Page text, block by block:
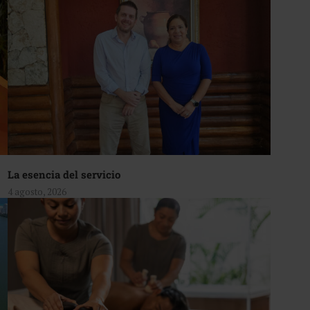
La esencia del servicio
4 agosto, 2026